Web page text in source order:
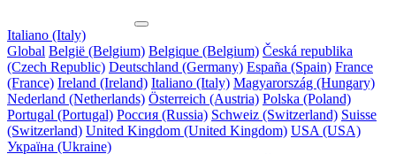
Italiano (Italy)
Global België (Belgium) Belgique (Belgium) Česká republika
(Czech Republic) Deutschland (Germany) España (Spain) France
(France) Ireland (Ireland) Italiano (Italy) Magyarország (Hungary)
Nederland (Netherlands) Österreich (Austria) Polska (Poland)
Portugal (Portugal) Россия (Russia) Schweiz (Switzerland) Suisse
(Switzerland) United Kingdom (United Kingdom) USA (USA)
Україна (Ukraine)